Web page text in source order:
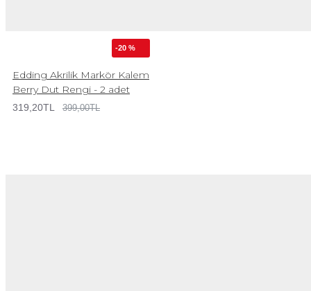
-20 %
Edding Akrilik Markör Kalem
Berry Dut Rengi - 2 adet
319,20TL 399,00TL